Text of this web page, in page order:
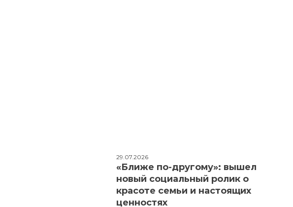
29.07.2026
«Ближе по-другому»: вышел
новый социальный ролик о
красоте семьи и настоящих
ценностях